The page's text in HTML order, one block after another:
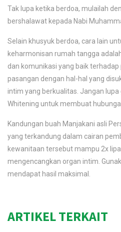
Tak lupa ketika berdoa, mulailah
bershalawat kepada Nabi
Selain khusyuk berdoa, cara lain
keharmonisan rumah tangga
dan komunikasi yang baik
pasangan dengan hal-hal yang
intim yang berkualitas. Jangan lupa
Whitening untuk membuat
Kandungan buah Manjakani asli
yang terkandung dalam cairan
kewanitaan tersebut mampu 2x
mengencangkan organ intim.
mendapat hasil maksimal.
ARTIKEL TERKAIT